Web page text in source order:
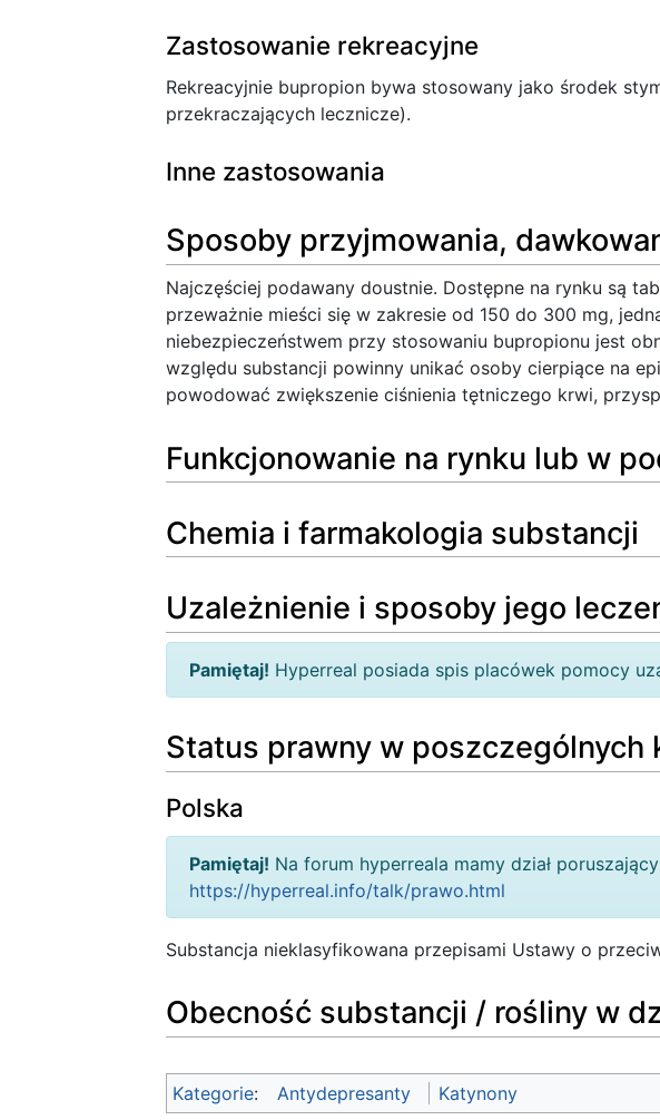
Zastosowanie rekreacyjne
Rekreacyjnie bupropion bywa stosowany jako środek
przekraczających lecznicze).
Inne zastosowania
Sposoby przyjmowania,
Najczęściej podawany doustnie. Dostępne na rynku są
przeważnie mieści się w zakresie od 150 do 300 mg,
niebezpieczeństwem przy stosowaniu bupropionu jest
względu substancji powinny unikać osoby cierpiące na
powodować zwiększenie ciśnienia tętniczego krwi,
Funkcjonowanie na rynku lub w
Chemia i farmakologia substancji
Uzależnienie i sposoby jego
Pamiętaj! Hyperreal posiada spis placówek pomocy
Status prawny w poszczególnych
Polska
Pamiętaj! Na forum hyperreala mamy dział
https://hyperreal.info/talk/prawo.html
Substancja nieklasyfikowana przepisami Ustawy o
Obecność substancji / rośliny w
Kategorie: Antydepresanty Katynony